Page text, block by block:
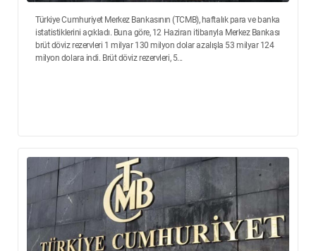
Türkiye Cumhuriyet Merkez Bankasının (TCMB), haftalık para ve banka
istatistiklerini açıkladı. Buna göre, 12 Haziran itibarıyla Merkez Bankası
brüt döviz rezervleri 1 milyar 130 milyon dolar azalışla 53 milyar 124
milyon dolara indi. Brüt döviz rezervleri, 5...